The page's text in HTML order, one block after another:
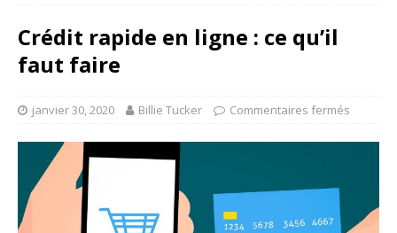
Crédit rapide en ligne : ce qu’il
faut faire
janvier 30, 2020 Billie Tucker Commentaires fermés